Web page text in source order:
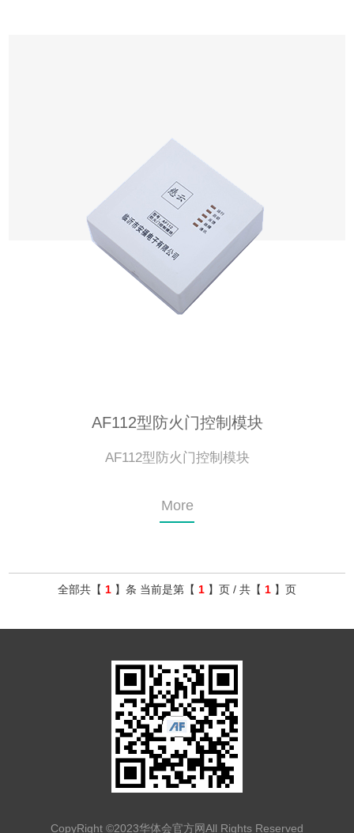
AF112型防火门控制模块
AF112型防火门控制模块
More
全部共【 1 】条 当前是第【 1 】页 / 共【 1 】页
CopyRight ©2023华体会官方网All Rights Reserved